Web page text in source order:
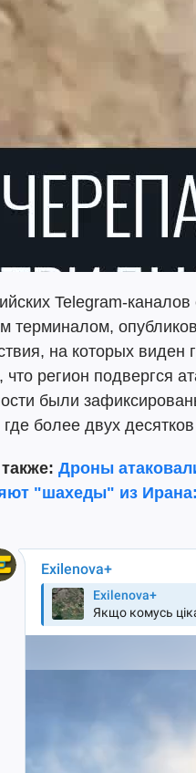
Telegram-
терминалом,
на которых виден
регион подвергся
были
более двух
Дроны
"шахеды" из